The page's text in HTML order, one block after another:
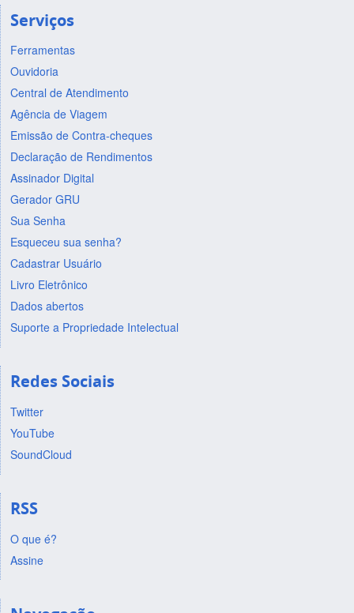
Serviços
Ferramentas
Ouvidoria
Central de Atendimento
Agência de Viagem
Emissão de Contra-cheques
Declaração de Rendimentos
Assinador Digital
Gerador GRU
Sua Senha
Esqueceu sua senha?
Cadastrar Usuário
Livro Eletrônico
Dados abertos
Suporte a Propriedade Intelectual
Redes Sociais
Twitter
YouTube
SoundCloud
RSS
O que é?
Assine